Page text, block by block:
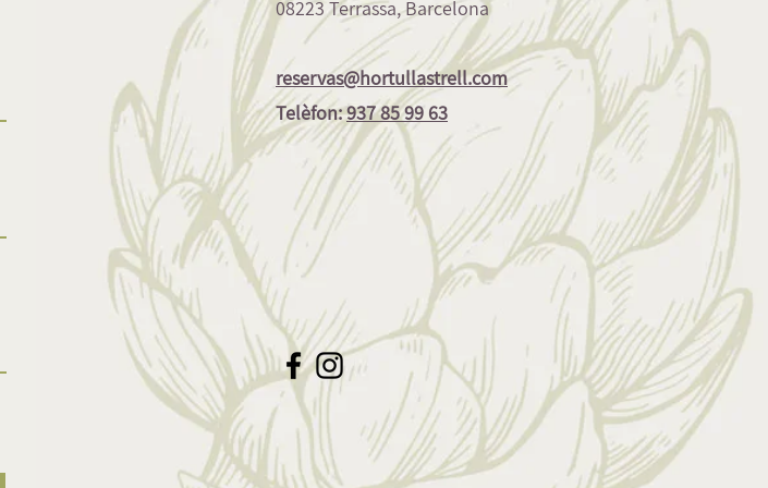
08223 Terrassa, Barcelona
reservas@hortullastrell.com
Telèfon:937 85 99 63